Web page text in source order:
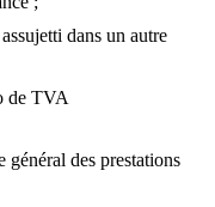
dans un autre
de TVA
général des prestations